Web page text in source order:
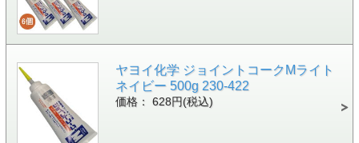
ヤヨイ化学 ジョイントコークMライト
ネイビー 500g 230-422
価格： 628円(税込)